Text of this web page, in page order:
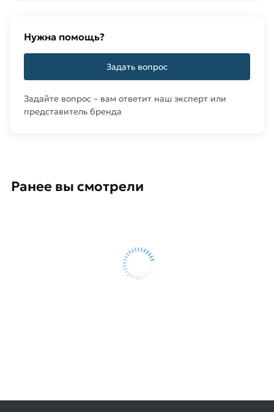
Нужна помощь?
Задать вопрос
Задайте вопрос – вам ответит наш эксперт или
представитель бренда
Ранее вы смотрели